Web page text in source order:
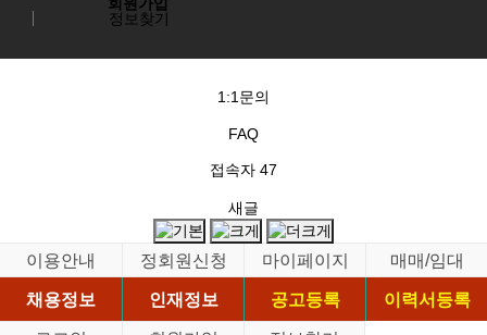
정보찾기
1:1문의
FAQ
접속자 47
새글
이용안내 정회원신청 마이페이지
매매/임대
채용정보
인재정보 공고등록
이력서등록